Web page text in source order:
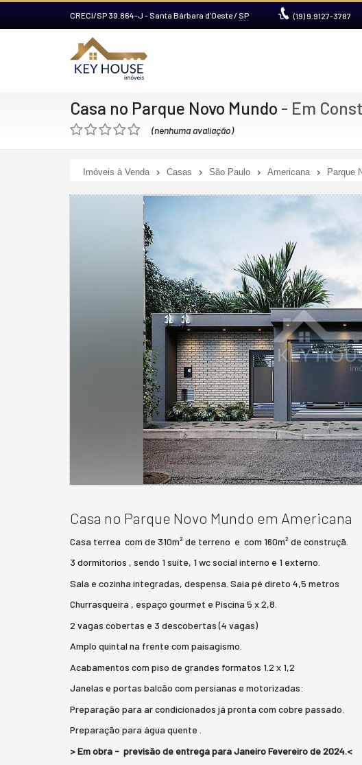
CRECI/SP 39.864-J - Santa Bárbara d'Oeste / SP (19)9.9127-3787
Casa no Parque Novo Mundo - Em
(nenhuma avaliação)
Imóveis à Venda Casas São Paulo Americana Parque
Casa no Parque Novo Mundo em Americana
Casa terrea com de 310m² de terreno e com 160m² de construçã.
3 dormitorios , sendo 1 suíte, 1 wc social interno e 1 externo.
Sala e cozinha integradas, despensa. Saia pé direto 4,5 metros
Churrasqueira , espaço gourmet e Piscina 5 x 2,8.
2 vagas cobertas e 3 descobertas (4 vagas)
Amplo quintal na frente com paisagismo.
Acabamentos com piso de grandes formatos 1.2 x 1,2
Janelas e portas balcão com persianas e motorizadas:
Preparação para ar condicionados já pronta com cobre passado.
Preparação para água quente .
> Em obra - previsão de entrega para Janeiro Fevereiro de 2024.<